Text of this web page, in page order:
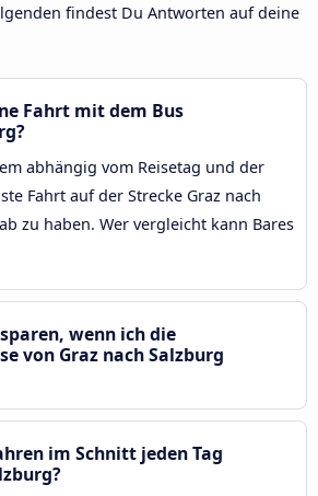
findest Du Antworten auf deine
Fahrt mit dem Bus
abhängig vom Reisetag und der
Fahrt auf der Strecke Graz nach
zu haben. Wer vergleicht kann Bares
wenn ich die
von Graz nach Salzburg
im Schnitt jeden Tag